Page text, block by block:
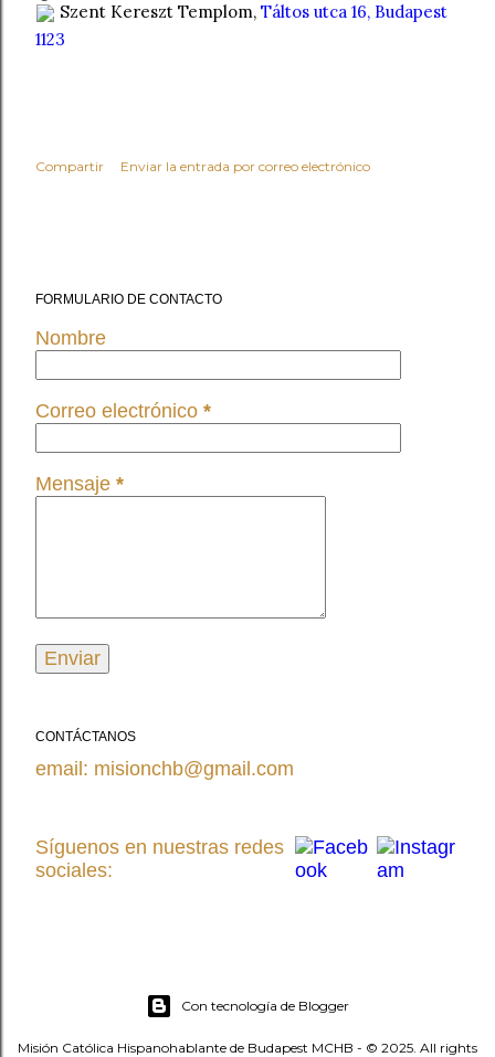
Szent Kereszt Templom, Táltos utca 16, Budapest
1123
Compartir Enviar la entrada por correo electrónico
FORMULARIO DE CONTACTO
Nombre
Correo electrónico *
Mensaje *
CONTÁCTANOS
email: misionchb@gmail.com
Síguenos en nuestras redes
sociales:
Con tecnología de Blogger
Misión Católica Hispanohablante de Budapest MCHB - © 2025. All rights